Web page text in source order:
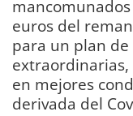
euros del
para un plan
en mejores
derivada del